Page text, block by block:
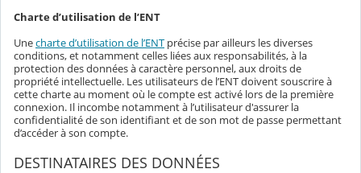
Charte d’utilisation de l’ENT
Unecharte d’utilisation de l’ENT précise par ailleurs les diverses
conditions, et notamment celles liées aux responsabilités, à la
protection des données à caractère personnel, aux droits de
propriété intellectuelle. Les utilisateurs de l’ENT doivent souscrire à
cette charte au moment où le compte est activé lors de la première
connexion. Il incombe notamment à l’utilisateur d'assurer la
confidentialité de son identifiant et de son mot de passe permettant
d’accéder à son compte.
DESTINATAIRES DES DONNÉES